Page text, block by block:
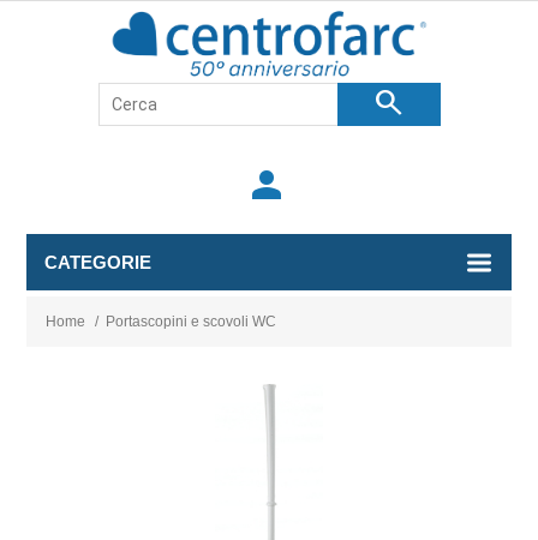
search
person
CATEGORIE
Home / Portascopini e scovoli WC